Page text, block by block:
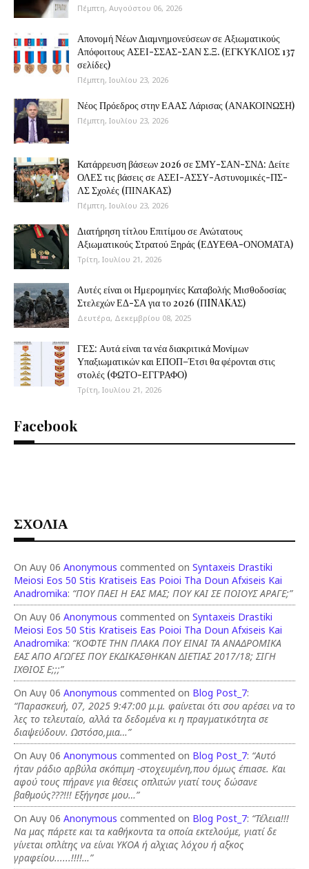
Πέμπτη, Αυγούστου 06, 2026
Απονομή Νέων Διαμνημονεύσεων σε Αξιωματικούς
Απόφοιτους ΑΣΕΙ-ΣΣΑΣ-ΣΑΝ Σ.Ξ. (ΕΓΚΥΚΛΙΟΣ 137
σελίδες)
Πέμπτη, Ιουλίου 23, 2026
Νέος Πρόεδρος στην ΕΑΑΣ Λάρισας (ΑΝΑΚΟΙΝΩΣΗ)
Πέμπτη, Ιουλίου 23, 2026
Κατάρρευση βάσεων 2026 σε ΣΜΥ-ΣΑΝ-ΣΝΔ: Δείτε
ΟΛΕΣ τις βάσεις σε ΑΣΕΙ-ΑΣΣΥ-Αστυνομικές-ΠΣ-
ΛΣ Σχολές (ΠΙΝΑΚΑΣ)
Πέμπτη, Ιουλίου 23, 2026
Διατήρηση τίτλου Επιτίμου σε Ανώτατους
Αξιωματικούς Στρατού Ξηράς (ΕΔΥΕΘΑ-ΟΝΟΜΑΤΑ)
Τρίτη, Ιουλίου 21, 2026
Αυτές είναι οι Ημερομηνίες Καταβολής Μισθοδοσίας
Στελεχών ΕΔ-ΣΑ για το 2026 (ΠINAKAΣ)
Δευτέρα, Δεκεμβρίου 08, 2025
ΓΕΣ: Αυτά είναι τα νέα διακριτικά Μονίμων
Υπαξιωματικών και ΕΠΟΠ–Έτσι θα φέρονται στις
στολές (ΦΩΤΟ-ΕΓΓΡΑΦΟ)
Τρίτη, Ιουλίου 21, 2026
Facebook
ΣΧΟΛΙΑ
On Αυγ 06 Anonymous commented on Syntaxeis Drastiki
Meiosi Eos 50 Stis Kratiseis Eas Poioi Tha Doun Afxiseis Kai
Anadromika: “ΠΟΥ ΠΑΕΙ Η ΕΑΣ ΜΑΣ; ΠΟΥ ΚΑΙ ΣΕ ΠΟΙΟΥΣ ΑΡΑΓΕ;”
On Αυγ 06 Anonymous commented on Syntaxeis Drastiki
Meiosi Eos 50 Stis Kratiseis Eas Poioi Tha Doun Afxiseis Kai
Anadromika: “ΚΟΦΤΕ ΤΗΝ ΠΛΑΚΑ ΠΟΥ ΕΙΝΑΙ ΤΑ ΑΝΑΔΡΟΜΙΚΑ
ΕΑΣ ΑΠΟ ΑΓΩΓΕΣ ΠΟΥ ΕΚΔΙΚΑΣΘΗΚΑΝ ΔΙΕΤΙΑΣ 2017/18; ΣΙΓΗ
ΙΧΘΙΟΣ Ε;;;”
On Αυγ 06 Anonymous commented on Blog Post_7:
“Παρασκευή, 07, 2025 9:47:00 μ.μ. φαίνεται ότι σου αρέσει να το
λες το τελευταίο, αλλά τα δεδομένα κι η πραγματικότητα σε
διαψεύδουν. Ωστόσο,μια…”
On Αυγ 06 Anonymous commented on Blog Post_7: “Αυτό
ήταν ράδιο αρβύλα σκόπιμη -στοχευμένη,που όμως έπιασε. Και
αφού τους πήρανε για θέσεις οπλιτών γιατί τους δώσανε
βαθμούς???!!! Εξήγησε μου…”
On Αυγ 06 Anonymous commented on Blog Post_7: “Τέλεια!!!
Να μας πάρετε και τα καθήκοντα τα οποία εκτελούμε, γιατί δε
γίνεται οπλίτης να είναι ΥΚΟΑ ή αλχιας λόχου ή αξκος
γραφείου......!!!!…”